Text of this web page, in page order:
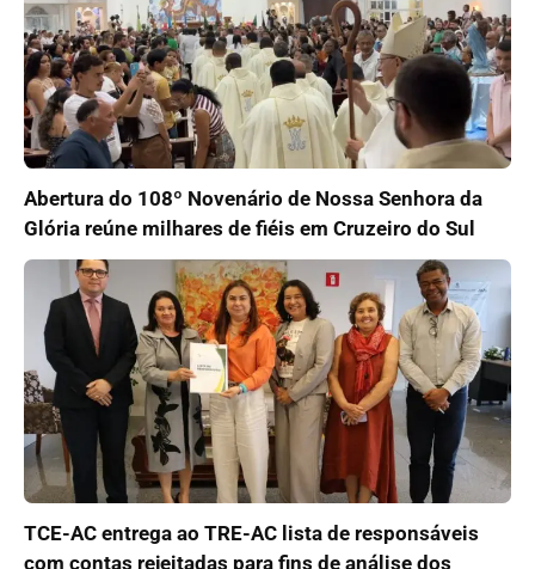
Abertura do 108º Novenário de Nossa Senhora da
Glória reúne milhares de fiéis em Cruzeiro do Sul
TCE-AC entrega ao TRE-AC lista de responsáveis
com contas rejeitadas para fins de análise dos